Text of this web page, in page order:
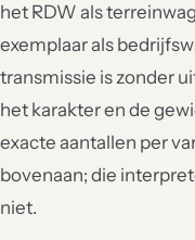
het RDW als
exemplaar als
transmissie is zonder
het karakter en de
exacte aantallen per
bovenaan; die
niet.